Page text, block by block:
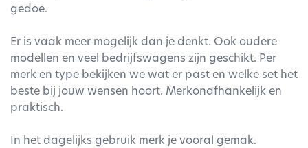
gedoe.
Er is vaak meer mogelijk dan je denkt. Ook oudere
modellen en veel bedrijfswagens zijn geschikt. Per
merk en type bekijken we wat er past en welke set het
beste bij jouw wensen hoort. Merkonafhankelijk en
praktisch.
In het dagelijks gebruik merk je vooral gemak.